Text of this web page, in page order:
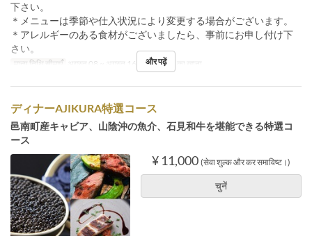
下さい。
＊メニューは季節や仕入状況により変更する場合がございます。
＊アレルギーのある食材がございましたら、事前にお申し付け下
さい。
मान्य तिथि सीमाएँ अगस्त 08 ~ अगस्त 16 भोजन रात का खाना
और पढ़ें
ディナーAJIKURA特選コース
邑南町産キャビア、山陰沖の魚介、石見和牛を堪能できる特選コ
ース
¥ 11,000 (सेवा शुल्क और कर समाविष्ट।)
चुनें